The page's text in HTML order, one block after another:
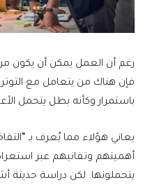
رغم أن العمل يمكن أن يكون
فإن هناك من يتعامل مع
باستمرار وكأنه بطل يتحمل
يعاني هؤلاء مما يُعرف بـ
أهميتهم وتفانيهم عبر
يتحملونها. لكن دراسة حديثة